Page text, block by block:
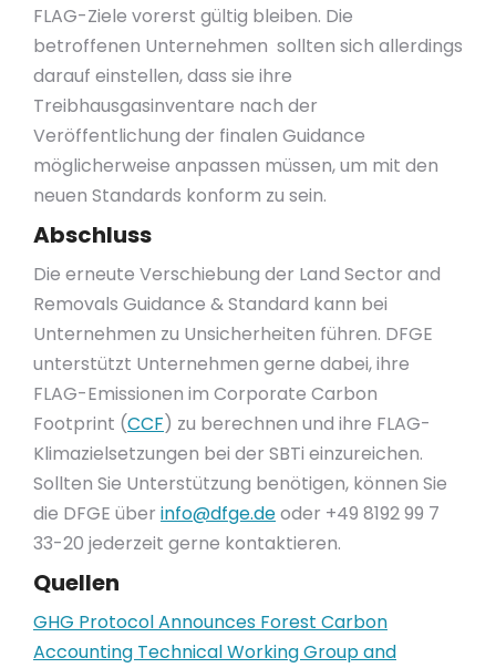
FLAG-Ziele vorerst gültig bleiben. Die
betroffenen Unternehmen sollten sich allerdings
darauf einstellen, dass sie ihre
Treibhausgasinventare nach der
Veröffentlichung der finalen Guidance
möglicherweise anpassen müssen, um mit den
neuen Standards konform zu sein.
Abschluss
Die erneute Verschiebung der Land Sector and
Removals Guidance & Standard kann bei
Unternehmen zu Unsicherheiten führen. DFGE
unterstützt Unternehmen gerne dabei, ihre
FLAG-Emissionen im Corporate Carbon
Footprint (CCF) zu berechnen und ihre FLAG-
Klimazielsetzungen bei der SBTi einzureichen.
Sollten Sie Unterstützung benötigen, können Sie
die DFGE über info@dfge.deoder +49 8192 99 7
33-20 jederzeit gerne kontaktieren.
Quellen
GHG Protocol Announces Forest Carbon
Accounting Technical Working Group and